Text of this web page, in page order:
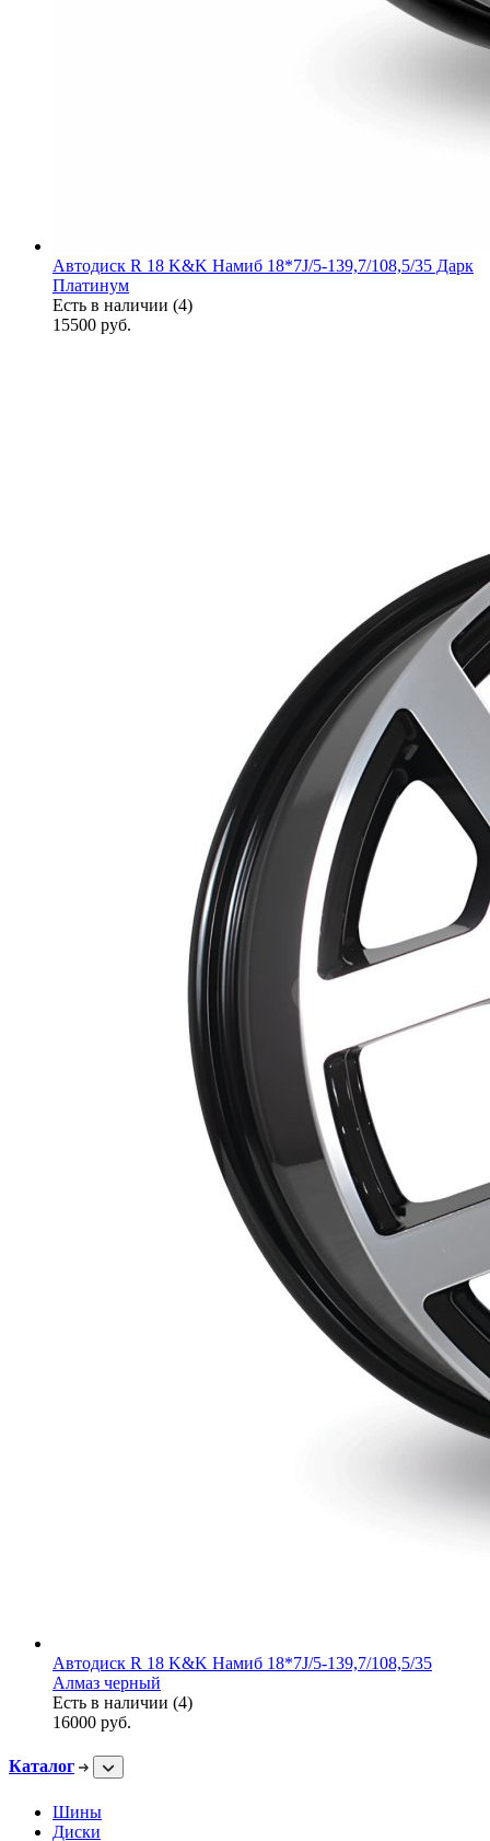
Автодиск R 18 K&K Намиб 18*7J/5-139,7/108,5/35 Дарк
Платинум
Есть в наличии (4)
15500 руб.
Автодиск R 18 K&K Намиб 18*7J/5-139,7/108,5/35
Алмаз черный
Есть в наличии (4)
16000 руб.
Каталог
Шины
Диски